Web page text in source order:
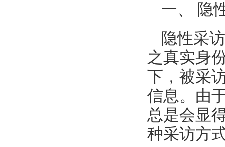
一、 隐
隐性采
之真实身
下，被采
信息。由
总是会显
种采访方